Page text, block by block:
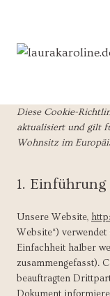
springen
Diese Cookie-
aktualisiert und gilt
Wohnsitz im
1. Einführung
Unsere Website,
Website“)
Einfachheit halber
zusammengefasst).
beauftragten